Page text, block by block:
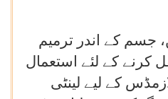
جسم کے اندر ترمیم
کرنے کے لئے استعمال
کے لیے لینٹی